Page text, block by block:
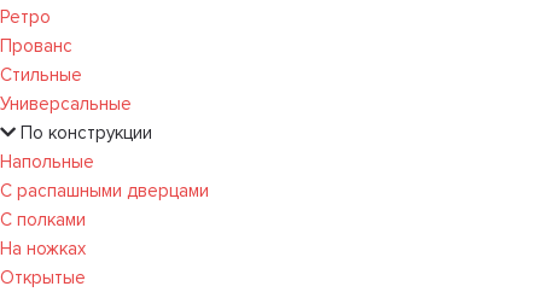
Ретро
Прованс
Стильные
Универсальные
По конструкции
Напольные
С распашными дверцами
С полками
На ножках
Открытые